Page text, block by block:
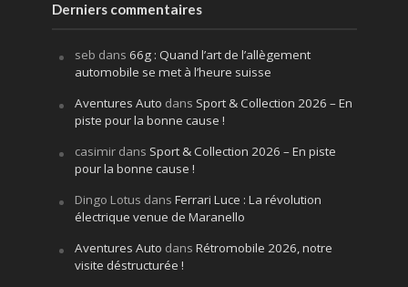
Derniers commentaires
seb dans 66g : Quand l’art de l’allègement
automobile se met à l’heure suisse
Aventures Auto dans Sport & Collection 2026 – En
piste pour la bonne cause !
casimirdans Sport & Collection 2026 – En piste
pour la bonne cause !
Dingo Lotus dans Ferrari Luce : La révolution
électrique venue de Maranello
Aventures Auto dans Rétromobile 2026, notre
visite déstructurée !